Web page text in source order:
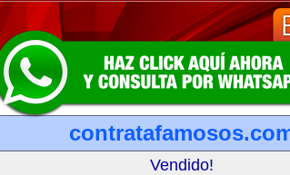
Vendido!